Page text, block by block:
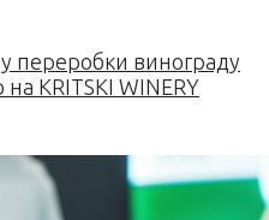
переробки винограду
KRITSKI WINERY